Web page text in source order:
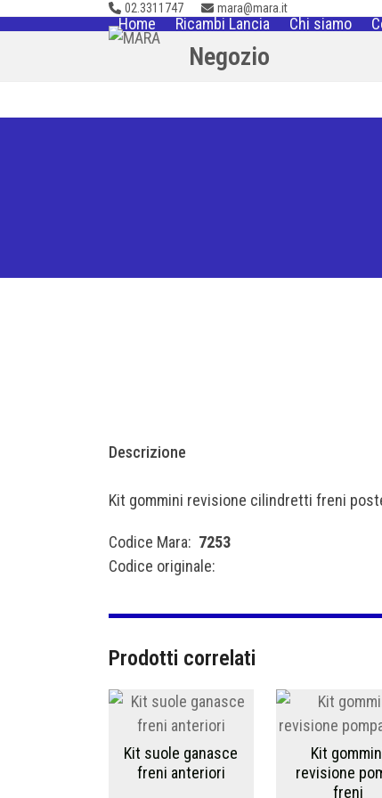
to
02.3311747 mara@mara.it
Home Ricambi Lancia Chi siamo
Negozio
Descrizione
Kit gommini revisione cilindretti freni
Codice Mara: 7253
Codice originale:
Prodotti correlati
Kit suole ganasce
freni anteriori
Kit
revisione
freni